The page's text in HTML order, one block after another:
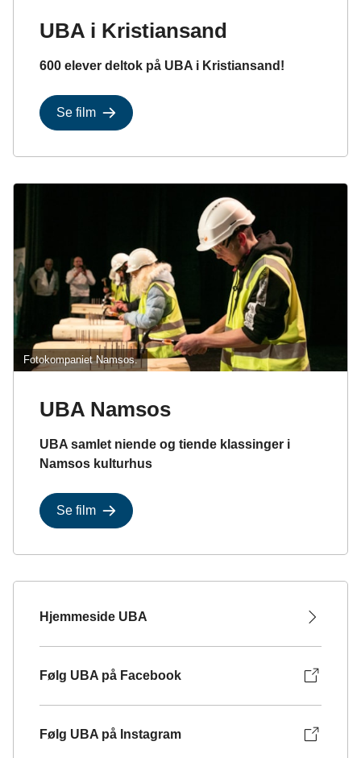
UBA i Kristiansand
600 elever deltok på UBA i Kristiansand!
Se film
Fotokompaniet Namsos.
UBA Namsos
UBA samlet niende og tiende klassinger i
Namsos kulturhus
Se film
Hjemmeside UBA
Følg UBA på Facebook
Følg UBA på Instagram